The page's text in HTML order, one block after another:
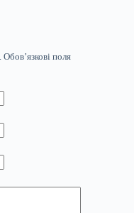
Обов’язкові поля